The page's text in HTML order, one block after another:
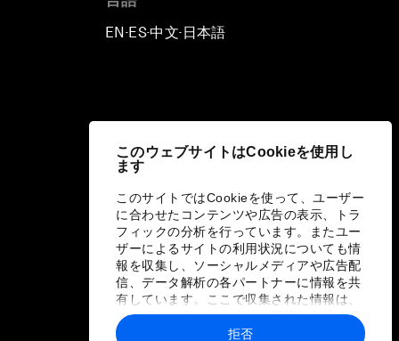
このウェブサイトはCookieを使用し
ます
このサイトではCookieを使って、ユーザー
に合わせたコンテンツや広告の表示、トラ
フィックの分析を行っています。またユー
ザーによるサイトの利用状況についても情
報を収集し、ソーシャルメディアや広告配
信、データ解析の各パートナーに情報を共
有しています。ここで収集された情報は、
ユーザーが各パートナーに提供した他の情
報や各パートナーのサービスを使用した際
拒否
EN ▪ES▪中文▪ 日本語